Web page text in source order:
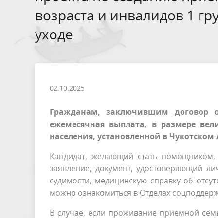
возраста и инвалидов 1
уходе
02.10.2025
Гражданам, заключившим договор
ежемесячная выплата, в размере
населения, установленной в Чукотском
Кандидат, желающий стать помощником,
заявление, документ, удостоверяющий
судимости, медицинскую справку об
можно ознакомиться в Отделах
В случае, если проживание приемной